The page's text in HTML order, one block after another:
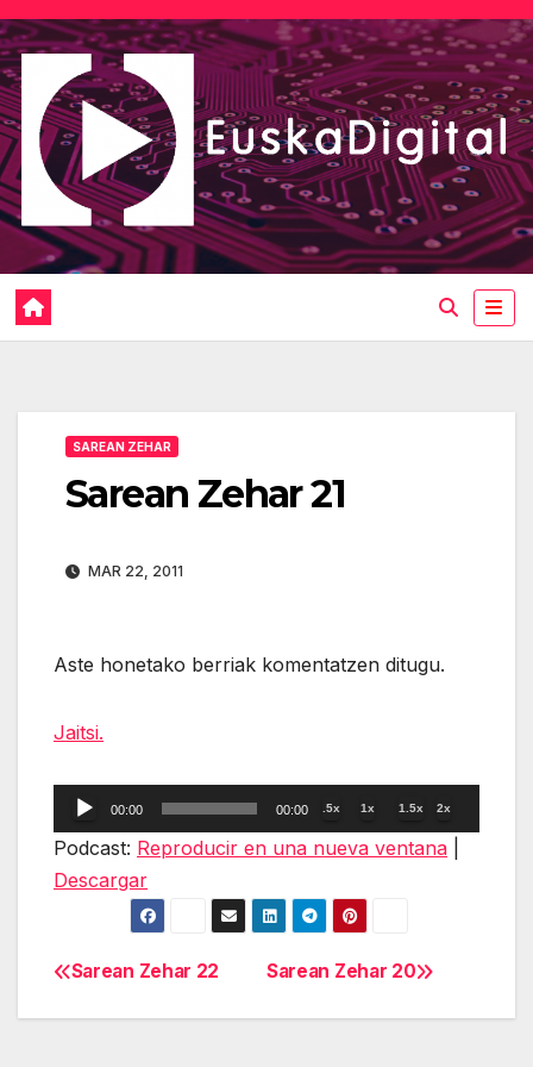
Saltar
al
contenido
SAREAN ZEHAR
Sarean Zehar 21
MAR 22, 2011
Aste honetako berriak komentatzen ditugu.
Jaitsi.
Reproductor
de
00:00 00:00 .5x 1x 1.5x 2x
Podcast: Reproducir en una nueva ventana
Descargar
Navegación
de
Sarean Zehar 20
Sarean Zehar 22